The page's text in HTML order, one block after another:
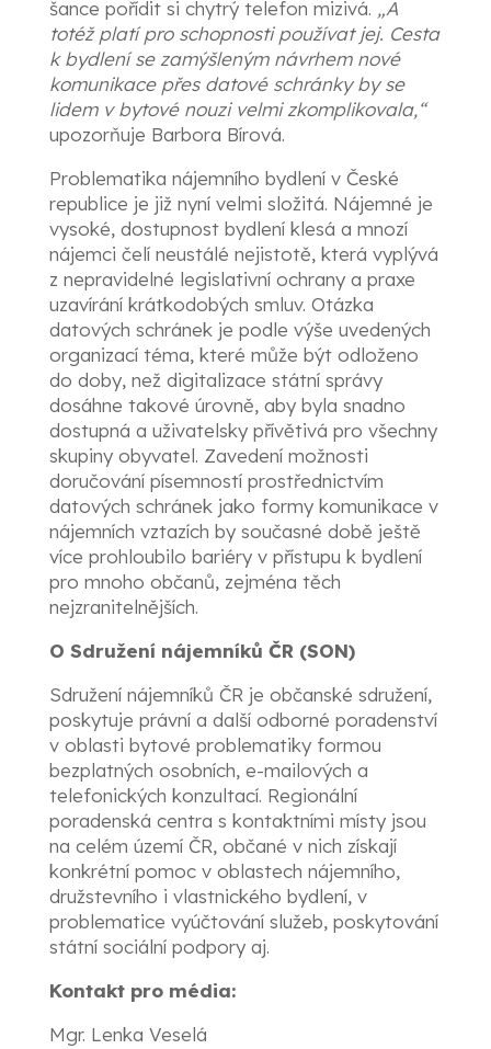
šance pořídit si chytrý telefon mizivá. „A
totéž platí pro schopnosti používat jej. Cesta
k bydlení se zamýšleným návrhem nové
komunikace přes datové schránky by se
lidem v bytové nouzi velmi zkomplikovala,“
upozorňuje Barbora Bírová.
Problematika nájemního bydlení v České
republice je již nyní velmi složitá. Nájemné je
vysoké, dostupnost bydlení klesá a mnozí
nájemci čelí neustálé nejistotě, která vyplývá
z nepravidelné legislativní ochrany a praxe
uzavírání krátkodobých smluv. Otázka
datových schránek je podle výše uvedených
organizací téma, které může být odloženo
do doby, než digitalizace státní správy
dosáhne takové úrovně, aby byla snadno
dostupná a uživatelsky přívětivá pro všechny
skupiny obyvatel. Zavedení možnosti
doručování písemností prostřednictvím
datových schránek jako formy komunikace v
nájemních vztazích by současné době ještě
více prohloubilo bariéry v přístupu k bydlení
pro mnoho občanů, zejména těch
nejzranitelnějších.
O Sdružení nájemníků ČR (SON)
Sdružení nájemníků ČR je občanské sdružení,
poskytuje právní a další odborné poradenství
v oblasti bytové problematiky formou
bezplatných osobních, e-mailových a
telefonických konzultací. Regionální
poradenská centra s kontaktními místy jsou
na celém území ČR, občané v nich získají
konkrétní pomoc v oblastech nájemního,
družstevního i vlastnického bydlení, v
problematice vyúčtování služeb, poskytování
státní sociální podpory aj.
Kontakt pro média:
Mgr. Lenka Veselá